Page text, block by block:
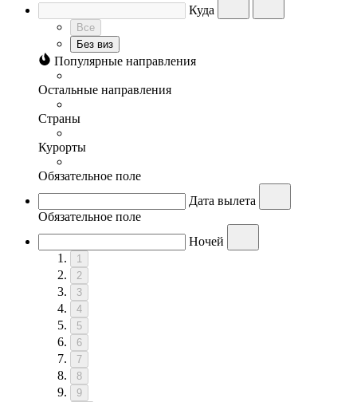
Куда
Все
Без виз
Популярные направления
Остальные направления
Страны
Курорты
Обязательное поле
Дата вылета
Обязательное поле
Ночей
1
2
3
4
5
6
7
8
9